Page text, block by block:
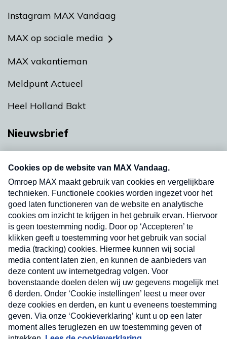
Instagram MAX Vandaag
MAX op sociale media
MAX vakantieman
Meldpunt Actueel
Heel Holland Bakt
Nieuwsbrief
nieuwsbrief. Elke vrijdag- en dinsdagochtend in
uw mailbox.
Verzend
Nieuwsbrief
Neem hier een gratis abonnement op onze
nieuwsbrief. Elke vrijdag- en dinsdagochtend in uw